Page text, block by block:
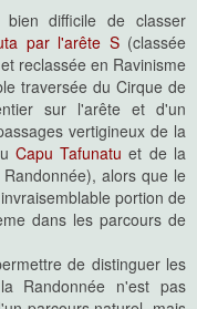
difficile de classer
par l'arête S(classée
reclassée en Ravinisme
traversée du Cirque de
sur l'arête et d'un
vertigineux de la
Capu Tafunatu et de la
alors que le
portion de
dans les parcours de
de distinguer les
Randonnée n'est pas